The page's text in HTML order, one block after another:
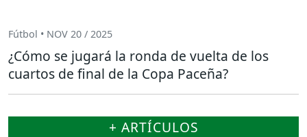
Fútbol • NOV 20 / 2025
¿Cómo se jugará la ronda de vuelta de los
cuartos de final de la Copa Paceña?
+ ARTÍCULOS